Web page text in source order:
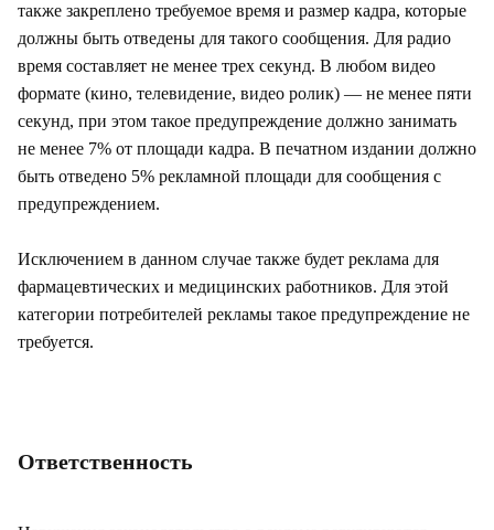
также закреплено требуемое время и размер кадра, которые
должны быть отведены для такого сообщения. Для радио
время составляет не менее трех секунд. В любом видео
формате (кино, телевидение, видео ролик) — не менее пяти
секунд, при этом такое предупреждение должно занимать
не менее 7% от площади кадра. В печатном издании должно
быть отведено 5% рекламной площади для сообщения с
предупреждением.
Исключением в данном случае также будет реклама для
фармацевтических и медицинских работников. Для этой
категории потребителей рекламы такое предупреждение не
требуется.
Ответственность